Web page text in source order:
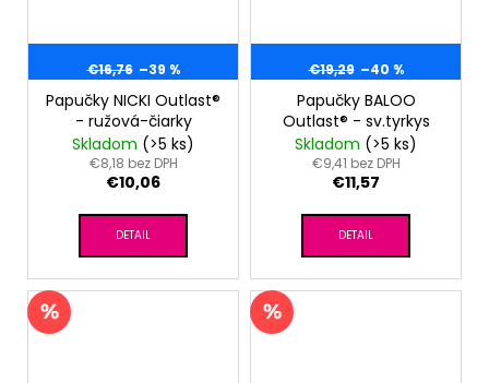
€16,76 –39 %
Papučky NICKI Outlast®
- ružová-čiarky
Skladom (>5 ks)
€8,18 bez DPH
€10,06
DETAIL
€19,29 –40 %
Papučky BALOO
Outlast® - sv.tyrkys
Skladom (>5 ks)
€9,41 bez DPH
€11,57
DETAIL